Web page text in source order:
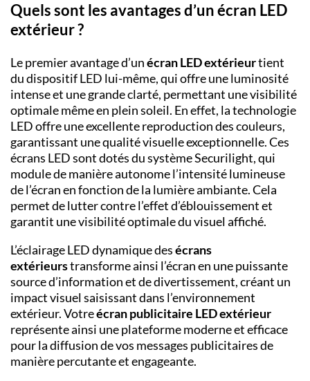
Quels sont les avantages d’un écran LED
extérieur ?
Le premier avantage d’unécran LED extérieurtient
du dispositif LED lui-même, qui offre une luminosité
intense et une grande clarté, permettant une visibilité
optimale même en plein soleil. En effet, la technologie
LED offre une excellente reproduction des couleurs,
garantissant une qualité visuelle exceptionnelle. Ces
écrans LED sont dotés du système Securilight, qui
module de manière autonome l’intensité lumineuse
de l’écran en fonction de la lumière ambiante. Cela
permet de lutter contre l’effet d’éblouissement et
garantit une visibilité optimale du visuel affiché.
L’éclairage LED dynamique desécrans
extérieurstransforme ainsi l’écran en une puissante
source d’information et de divertissement, créant un
impact visuel saisissant dans l’environnement
extérieur. Votreécran publicitaire LED extérieur
représente ainsi une plateforme moderne et efficace
pour la diffusion de vos messages publicitaires de
manière percutante et engageante.